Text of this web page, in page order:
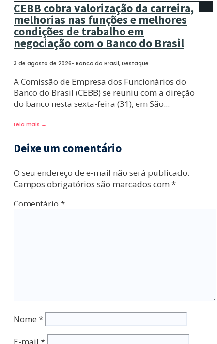
CEBB cobra valorização da carreira,
melhorias nas funções e melhores
condições de trabalho em
negociação com o Banco do Brasil
3 de agosto de 2026• Banco do Brasil,Destaque
A Comissão de Empresa dos Funcionários do
Banco do Brasil (CEBB) se reuniu com a direção
do banco nesta sexta-feira (31), em São...
Leia mais →
Deixe um comentário
O seu endereço de e-mail não será publicado.
Campos obrigatórios são marcados com *
Comentário *
Nome *
E-mail *